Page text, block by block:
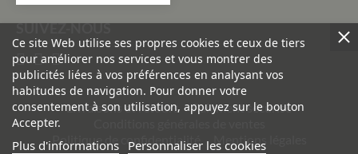
SUIVEZ-NOUS
Livraisons et retours
Paiement sécurisé
Politique de confidentialité
Mentions légales
Ce site Web utilise ses propres cookies et ceux de tiers
pour améliorer nos services et vous montrer des
publicités liées à vos préférences en analysant vos
habitudes de navigation. Pour donner votre
consentement à son utilisation, appuyez sur le bouton
Accepter.
Plus d'informations Personnaliser les cookies